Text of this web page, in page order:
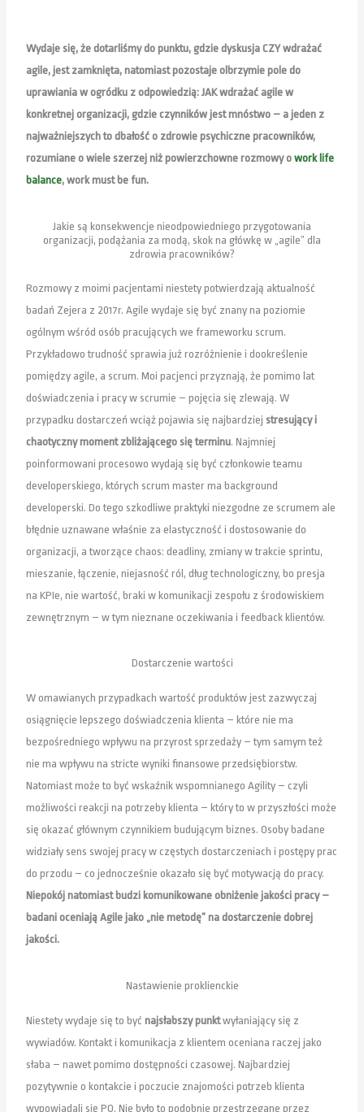
Wydaje się, że dotarliśmy do punktu, gdzie dyskusja CZY wdrażać
agile, jest zamknięta, natomiast pozostaje olbrzymie pole do
uprawiania w ogródku z odpowiedzią: JAK wdrażać agile w
konkretnej organizacji, gdzie czynników jest mnóstwo – a jeden z
najważniejszych to dbałość o zdrowie psychiczne pracowników,
rozumiane o wiele szerzej niż powierzchowne rozmowy owork life
balance, work must be fun.
Jakie są konsekwencje nieodpowiedniego przygotowania
organizacji, podążania za modą, skok na główkę w „agile” dla
zdrowia pracowników?
Rozmowy z moimi pacjentami niestety potwierdzają aktualność
badań Zejera z 2017r. Agile wydaje się być znany na poziomie
ogólnym wśród osób pracujących we frameworku scrum.
Przykładowo trudność sprawia już rozróżnienie i dookreślenie
pomiędzy agile, a scrum. Moi pacjenci przyznają, że pomimo lat
doświadczenia i pracy w scrumie – pojęcia się zlewają. W
przypadku dostarczeń wciąż pojawia się najbardziej stresujący i
chaotyczny moment zbliżającego się terminu. Najmniej
poinformowani procesowo wydają się być członkowie teamu
developerskiego, których scrum master ma background
developerski. Do tego szkodliwe praktyki niezgodne ze scrumem ale
błędnie uznawane właśnie za elastyczność i dostosowanie do
organizacji, a tworzące chaos: deadliny, zmiany w trakcie sprintu,
mieszanie, łączenie, niejasność ról, dług technologiczny, bo presja
na KPIe, nie wartość, braki w komunikacji zespołu z środowiskiem
zewnętrznym – w tym nieznane oczekiwania i feedback klientów.
Dostarczenie wartości
W omawianych przypadkach wartość produktów jest zazwyczaj
osiągnięcie lepszego doświadczenia klienta – które nie ma
bezpośredniego wpływu na przyrost sprzedaży – tym samym też
nie ma wpływu na stricte wyniki finansowe przedsiębiorstw.
Natomiast może to być wskaźnik wspomnianego Agility – czyli
możliwości reakcji na potrzeby klienta – który to w przyszłości może
się okazać głównym czynnikiem budującym biznes. Osoby badane
widziały sens swojej pracy w częstych dostarczeniach i postępy prac
do przodu – co jednocześnie okazało się być motywacją do pracy.
Niepokój natomiast budzi komunikowane obniżenie jakości pracy –
badani oceniają Agile jako „nie metodę” na dostarczenie dobrej
jakości.
Nastawienie proklienckie
Niestety wydaje się to byćnajsłabszy punktwyłaniający się z
wywiadów. Kontakt i komunikacja z klientem oceniana raczej jako
słaba – nawet pomimo dostępności czasowej. Najbardziej
pozytywnie o kontakcie i poczucie znajomości potrzeb klienta
wypowiadali się PO. Nie było to podobnie przestrzegane przez